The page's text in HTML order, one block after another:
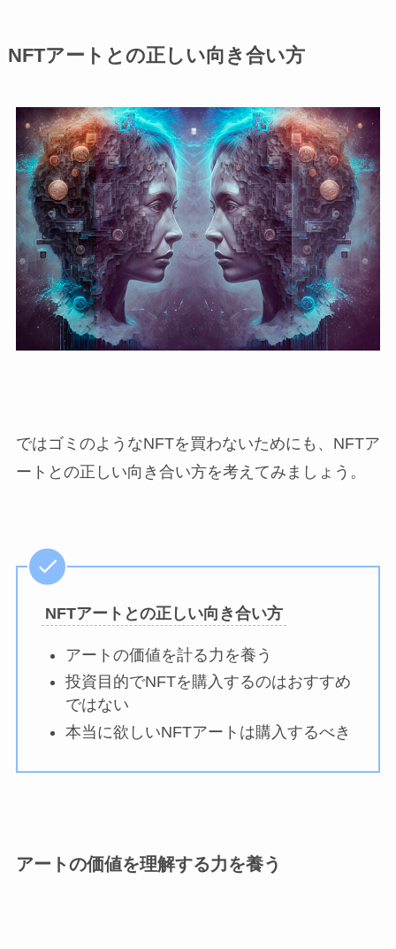
NFTアートとの正しい向き合い方
ではゴミのようなNFTを買わないためにも、NFTア
ートとの正しい向き合い方を考えてみましょう。
NFTアートとの正しい向き合い方
アートの価値を計る力を養う
投資目的でNFTを購入するのはおすすめ
ではない
本当に欲しいNFTアートは購入するべき
アートの価値を理解する力を養う